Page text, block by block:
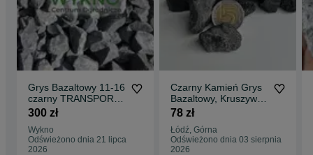
Grys Bazaltowy 11-16
czarny TRANSPORT
wywrotką! Kamień
300 zł
Wykno
Odświeżono dnia 21 lipca
2026
Czarny Kamień Grys
Bazaltowy, Kruszywo
Ozdobne do Ogrodu i
78 zł
Łódź, Górna
Odświeżono dnia 03 sierpnia
2026